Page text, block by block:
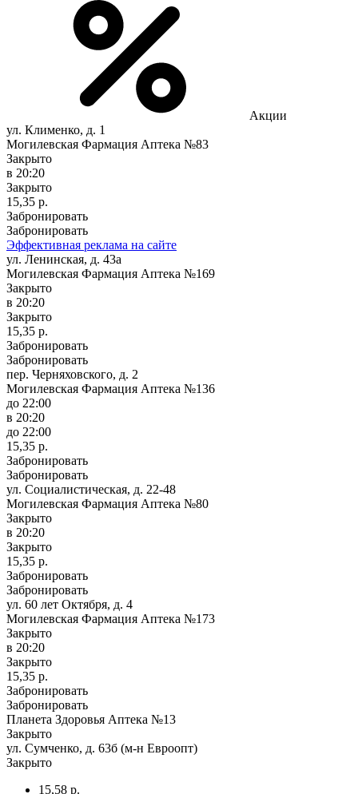
Акции
ул. Клименко, д. 1
Могилевская Фармация Аптека №83
Закрыто
в 20:20
Закрыто
15,35 р.
Забронировать
Забронировать
Эффективная реклама на сайте
ул. Ленинская, д. 43а
Могилевская Фармация Аптека №169
Закрыто
в 20:20
Закрыто
15,35 р.
Забронировать
Забронировать
пер. Черняховского, д. 2
Могилевская Фармация Аптека №136
до 22:00
в 20:20
до 22:00
15,35 р.
Забронировать
Забронировать
ул. Социалистическая, д. 22-48
Могилевская Фармация Аптека №80
Закрыто
в 20:20
Закрыто
15,35 р.
Забронировать
Забронировать
ул. 60 лет Октября, д. 4
Могилевская Фармация Аптека №173
Закрыто
в 20:20
Закрыто
15,35 р.
Забронировать
Забронировать
Планета Здоровья Аптека №13
Закрыто
ул. Сумченко, д. 63б (м-н Евроопт)
Закрыто
15,58 р.